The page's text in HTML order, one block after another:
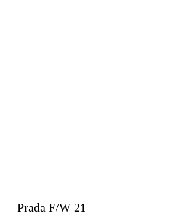
Prada F/W 21